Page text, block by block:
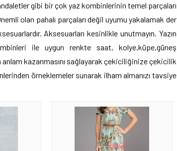
gibi bir çok yaz kombinlerinin temel parçaları
olan pahalı parçaları değil uyumu yakalamak der
Aksesuarları kesinlikle unutmayın. Yazın
ile uygun renkte saat, kolye,küpe,güneş
kazanmasını sağlayarak çekiciliğinize çekicilik
örneklemeler sunarak ilham almanızı tavsiye